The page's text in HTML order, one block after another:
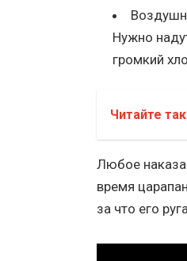
Нужно
громкий
Читайте
Любое
время
за что его